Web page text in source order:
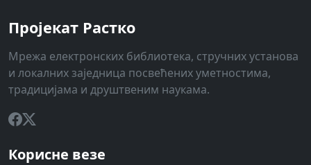
Пројекат Растко
Мрежа електронских библиотека, стручних установа
и локалних заједница посвећених уметностима,
традицијама и друштвеним наукама.
Корисне везе